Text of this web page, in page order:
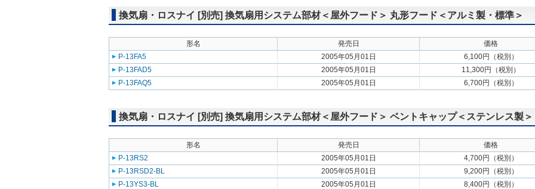
換気扇・ロスナイ [別売] 換気扇用システム部材＜屋外フード＞ 丸形フード＜アルミ製・標準＞
形名 発売日
価格
P-13FA5
2005年05月01日
6,100円（税別）
P-13FAD5
2005年05月01日
11,300円（税別）
P-13FAQ5
2005年05月01日 6,700円（税別）
換気扇・ロスナイ [別売] 換気扇用システム部材＜屋外フード＞ ベントキャップ＜ステンレス製＞
形名 発売日
価格
P-13RS2
2005年05月01日
4,700円（税別）
P-13RSD2-BL
2005年05月01日
9,200円（税別）
P-13YS3-BL
2005年05月01日
8,400円（税別）